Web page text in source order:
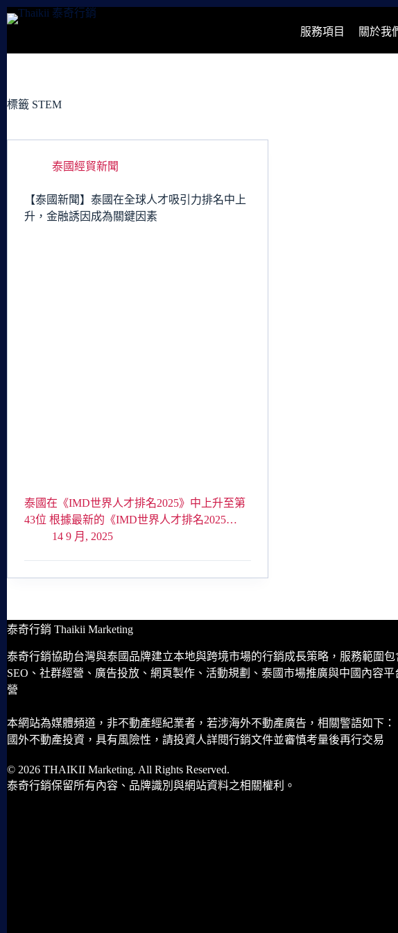
跳
容
服務項目 關於我
標籤 STEM
泰國經貿新聞
【泰國新聞】泰國在全球人才吸引力排名中上
升，金融誘因成為關鍵因素
泰國在《IMD世界人才排名2025》中上升至第
43位 根據最新的《IMD世界人才排名2025…
14 9 月, 2025
泰奇行銷 Thaikii Marketing
泰奇行銷協助台灣與泰國品牌建立本地與跨境市場的行銷成長策略，服務範圍包
SEO、社群經營、廣告投放、網頁製作、活動規劃、泰國市場推廣與中國內容平
營
本網站為媒體頻道，非不動產經紀業者，若涉海外不動產廣告，相關警語如下：
國外不動產投資，具有風險性，請投資人詳閱行銷文件並審慎考量後再行交易
© 2026 THAIKII Marketing. All Rights Reserved.
泰奇行銷保留所有內容、品牌識別與網站資料之相關權利。